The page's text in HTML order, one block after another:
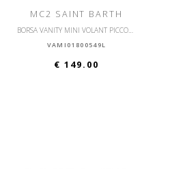
MC2 SAINT BARTH
BORSA VANITY MINI VOLANT PICCOLA CON TRACOLLA
VAMI01800549L
€ 149.00